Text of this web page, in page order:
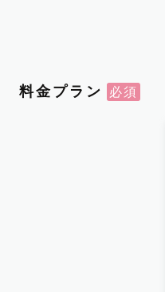
料金プラン